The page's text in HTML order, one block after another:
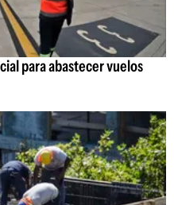
para abastecer vuelos